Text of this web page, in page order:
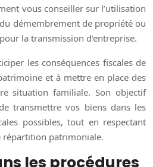
vous conseiller sur l’utilisation
démembrement de propriété ou
la transmission d’entreprise.
les conséquences fiscales de
et à mettre en place des
situation familiale. Son objectif
transmettre vos biens dans les
possibles, tout en respectant
répartition patrimoniale.
les procédures